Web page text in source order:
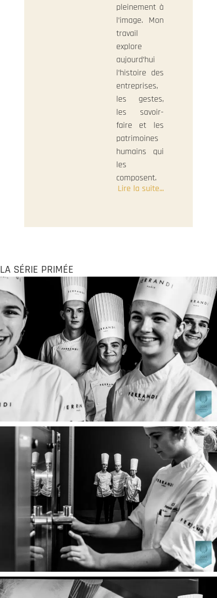
pleinement à
l’image. Mon
travail
explore
aujourd’hui
l’histoire des
entreprises,
les gestes,
les savoir-
faire et les
patrimoines
humains qui
les
composent.
Lire la suite...
LA SÉRIE PRIMÉE